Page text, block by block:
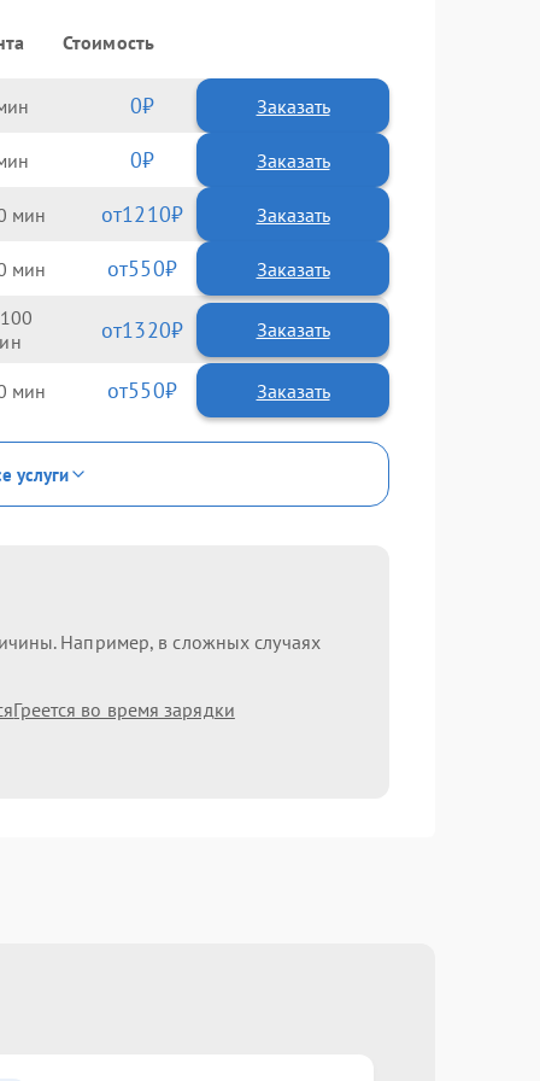
Стоимость
0 Заказать
0 Заказать
1210
550
100 1320
550
услуги
Например, в сложных случаях
Греется во время зарядки